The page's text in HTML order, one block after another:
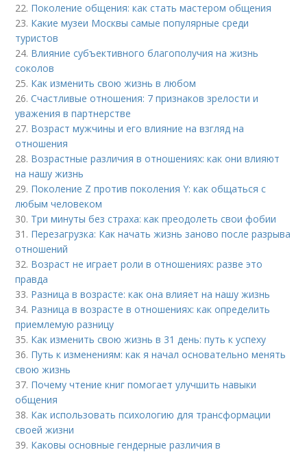
22. Поколение общения: как стать мастером общения
23. Какие музеи Москвы самые популярные среди
туристов
24. Влияние субъективного благополучия на жизнь
соколов
25. Как изменить свою жизнь в любом
26.Счастливые отношения: 7 признаков зрелости и
уважения в партнерстве
27. Возраст мужчины и его влияние на взгляд на
отношения
28. Возрастные различия в отношениях: как они влияют
на нашу жизнь
29. Поколение Z против поколения Y: как общаться с
любым человеком
30. Три минуты без страха: как преодолеть свои фобии
31. Перезагрузка: Как начать жизнь заново после разрыва
отношений
32. Возраст не играет роли в отношениях: разве это
правда
33. Разница в возрасте: как она влияет на нашу жизнь
34. Разница в возрасте в отношениях: как определить
приемлемую разницу
35. Как изменить свою жизнь в 31 день: путь к успеху
36. Путь к изменениям: как я начал основательно менять
свою жизнь
37. Почему чтение книг помогает улучшить навыки
общения
38. Как использовать психологию для трансформации
своей жизни
39. Каковы основные гендерные различия в